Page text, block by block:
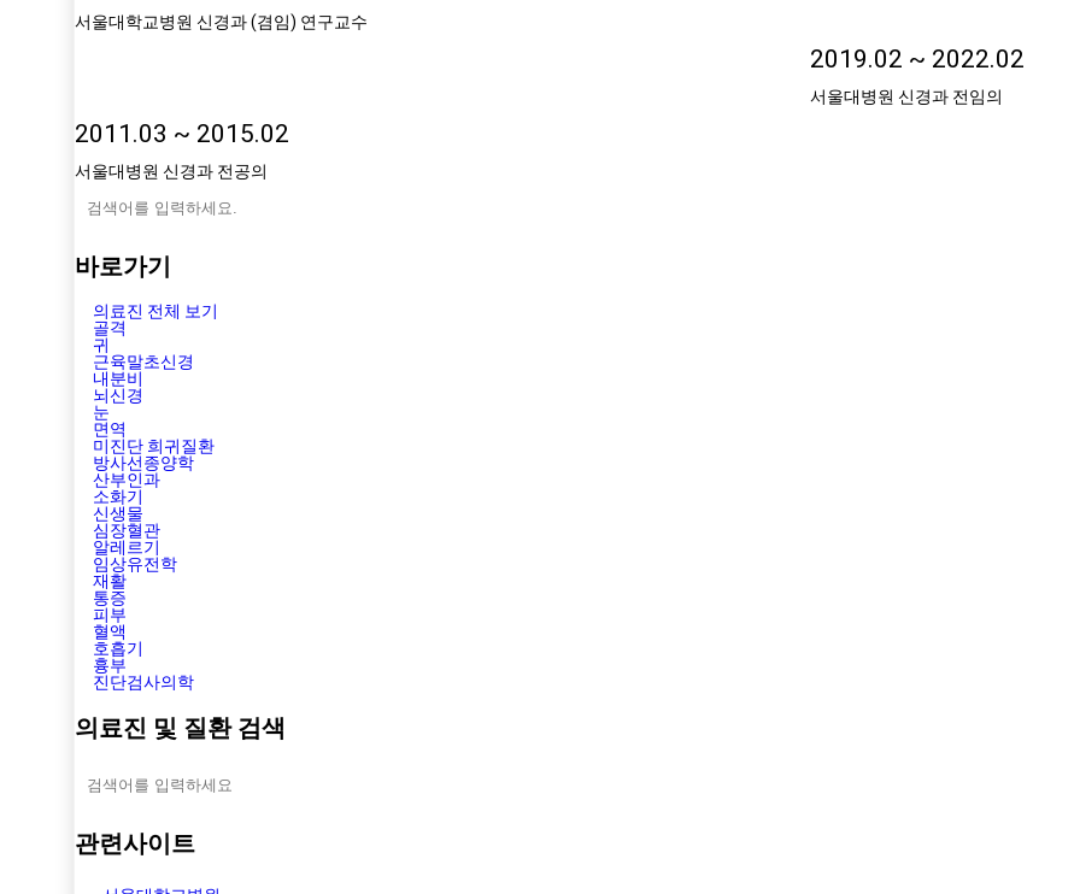
서울대학교병원 신경과 (겸임) 연구교수
2019.02 ~ 2022.02
서울대병원 신경과 전임의
2011.03 ~ 2015.02
서울대병원 신경과 전공의
바로가기
의료진 전체 보기
골격
귀
근육말초신경
내분비
뇌신경
눈
면역
미진단 희귀질환
방사선종양학
산부인과
소화기
신생물
심장혈관
알레르기
임상유전학
재활
통증
피부
혈액
호흡기
흉부
진단검사의학
의료진 및 질환 검색
관련사이트